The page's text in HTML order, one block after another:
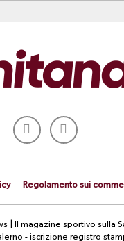
Regolamento sui
| Il magazine sportivo sulla
- iscrizione registro